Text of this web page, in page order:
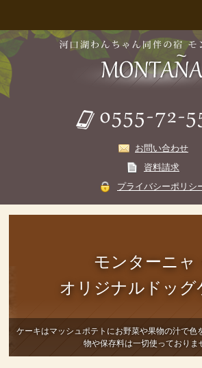
お問い合わせ
資料請求
プライバシーポリシ
モンターニャ
オリジナルドッグ
ケーキはマッシュポテトにお野菜や果物の汁で色
物や保存料は一切使っておりま